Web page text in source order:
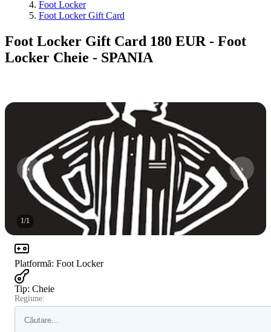
Foot Locker
Foot Locker Gift Card
Foot Locker Gift Card 180 EUR - Foot
Locker Cheie - SPANIA
1/1
Platformă: Foot Locker
Tip: Cheie
Regiune: